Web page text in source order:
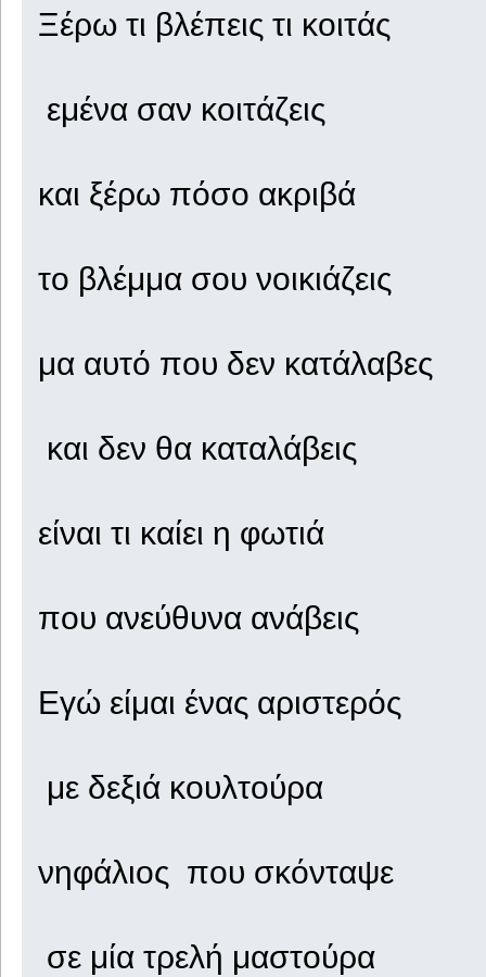
Ξέρω τι βλέπεις τι κοιτάς
εμένα σαν κοιτάζεις
και ξέρω πόσο ακριβά
το βλέμμα σου νοικιάζεις
μα αυτό που δεν κατάλαβες
και δεν θα καταλάβεις
είναι τι καίει η φωτιά
που ανεύθυνα ανάβεις
Εγώ είμαι ένας αριστερός
με δεξιά κουλτούρα
νηφάλιος που σκόνταψε
σε μία τρελή μαστούρα